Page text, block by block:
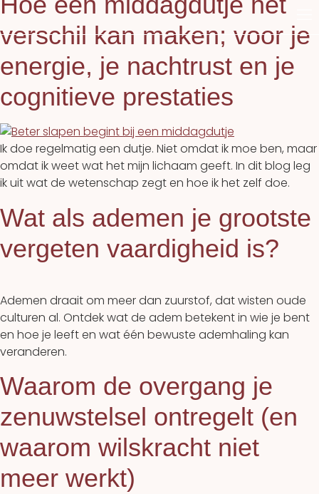
verschil kan maken; voor je
energie, je nachtrust en je
cognitieve prestaties
Ik doe regelmatig een dutje. Niet omdat ik moe ben, maar
omdat ik weet wat het mijn lichaam geeft. In dit blog leg
ik uit wat de wetenschap zegt en hoe ik het zelf doe.
Wat als ademen je grootste
vergeten vaardigheid is?
Ademen draait om meer dan zuurstof, dat wisten oude
culturen al. Ontdek wat de adem betekent in wie je bent
en hoe je leeft en wat één bewuste ademhaling kan
veranderen.
Waarom de overgang je
zenuwstelsel ontregelt (en
waarom wilskracht niet
meer werkt)